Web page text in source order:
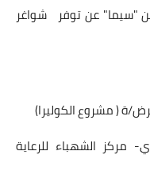
"سيما" عن توفر شواغر
الشهباء للرعاية